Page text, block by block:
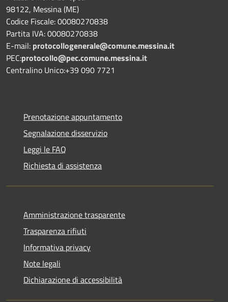
98122, Messina (ME)
Codice Fiscale: 00080270838
Partita IVA: 00080270838
E-mail: protocollogenerale@comune.messina.it
PEC:protocollo@pec.comune.messina.it
Centralino Unico:+39 090 7721
Prenotazione appuntamento
Segnalazione disservizio
Leggi le FAQ
Richiesta di assistenza
Amministrazione trasparente
Trasparenza rifiuti
Informativa privacy
Note legali
Dichiarazione di accessibilità